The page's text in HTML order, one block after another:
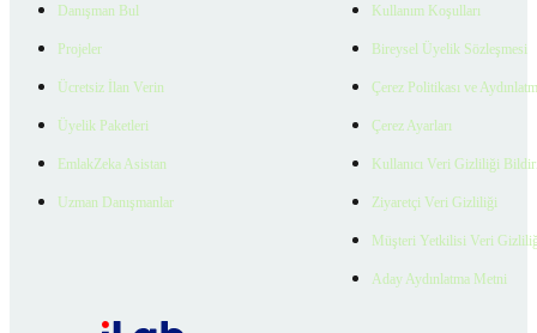
Danışman Bul
Projeler
Ücretsiz İlan Verin
Üyelik Paketleri
EmlakZeka Asistan
Uzman Danışmanlar
Kullanım Koşulları
Bireysel Üyelik Sözleşmesi
Çerez Politikası ve
Çerez Ayarları
Kullanıcı Veri Gizliliği
Ziyaretçi Veri Gizliliği
Müşteri Yetkilisi Veri
Aday Aydınlatma Metni